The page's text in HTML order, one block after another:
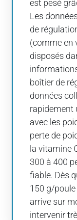
est pesé
Les
de
(comme en
disposés
boîtier de
données
rapidement
avec les
perte de
la vitamine
300 à 400
fiable. Dès
150 g/poule
arrive sur
intervenir